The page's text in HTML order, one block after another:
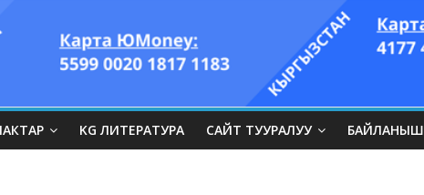
KG ЛИТЕРАТУРА САЙТ ТУУРАЛУУ БАЙЛАНЫШ